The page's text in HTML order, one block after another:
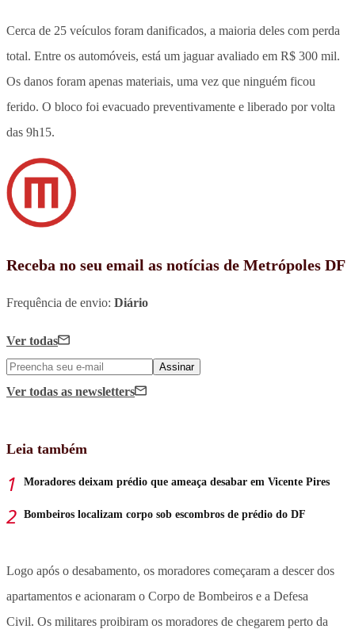
Cerca de 25 veículos foram danificados, a maioria deles com perda
total. Entre os automóveis, está um jaguar avaliado em R$ 300 mil.
Os danos foram apenas materiais, uma vez que ninguém ficou
ferido. O bloco foi evacuado preventivamente e liberado por volta
das 9h15.
Receba no seu email as notícias de Metrópoles DF
Frequência de envio: Diário
Ver todas
Assinar
Ver todas as newsletters
Leia também
Moradores deixam prédio que ameaça desabar em Vicente Pires
Bombeiros localizam corpo sob escombros de prédio do DF
Logo após o desabamento, os moradores começaram a descer dos
apartamentos e acionaram o Corpo de Bombeiros e a Defesa
Civil. Os militares proibiram os moradores de chegarem perto da